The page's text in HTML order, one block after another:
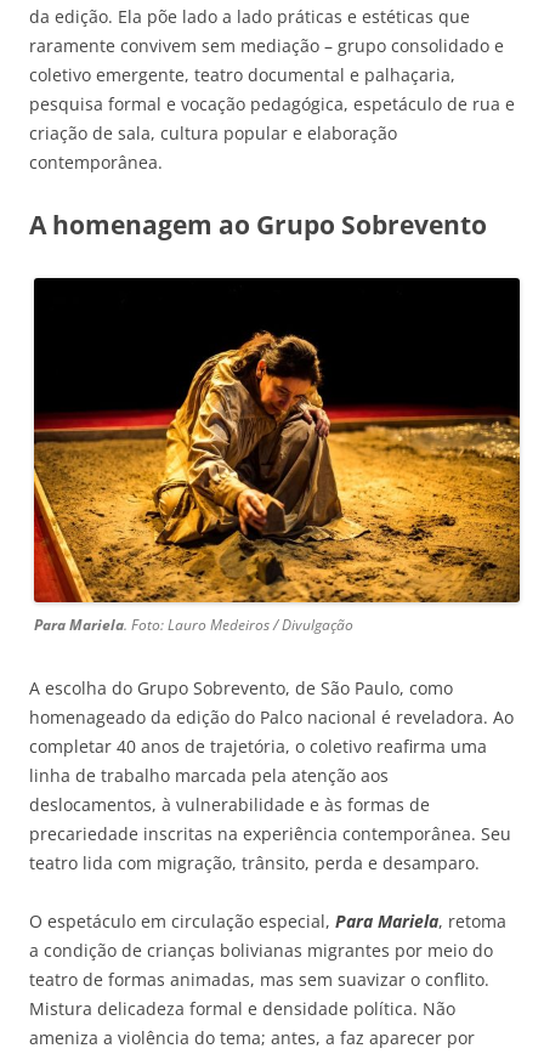
da edição. Ela põe lado a lado práticas e estéticas que
raramente convivem sem mediação – grupo consolidado e
coletivo emergente, teatro documental e palhaçaria,
pesquisa formal e vocação pedagógica, espetáculo de rua e
criação de sala, cultura popular e elaboração
contemporânea.
A homenagem ao Grupo Sobrevento
Para Mariela. Foto: Lauro Medeiros / Divulgação
A escolha do Grupo Sobrevento, de São Paulo, como
homenageado da edição do Palco nacional é reveladora. Ao
completar 40 anos de trajetória, o coletivo reafirma uma
linha de trabalho marcada pela atenção aos
deslocamentos, à vulnerabilidade e às formas de
precariedade inscritas na experiência contemporânea. Seu
teatro lida com migração, trânsito, perda e desamparo.
O espetáculo em circulação especial, Para Mariela, retoma
a condição de crianças bolivianas migrantes por meio do
teatro de formas animadas, mas sem suavizar o conflito.
Mistura delicadeza formal e densidade política. Não
ameniza a violência do tema; antes, a faz aparecer por